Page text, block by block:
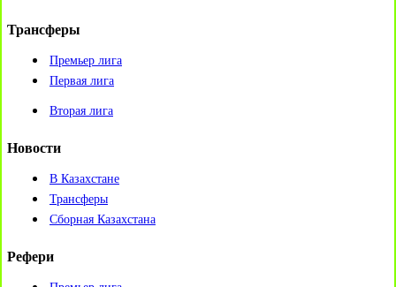
Трансферы
Премьер лига
Первая лига
Вторая лига
Новости
В Казахстане
Трансферы
Сборная Казахстана
Рефери